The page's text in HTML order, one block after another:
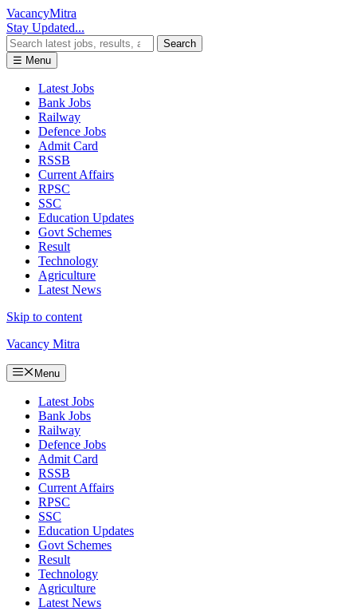
VacancyMitra
Stay Updated...
Search
☰ Menu
Latest Jobs
Bank Jobs
Railway
Defence Jobs
Admit Card
RSSB
Current Affairs
RPSC
SSC
Education Updates
Govt Schemes
Result
Technology
Agriculture
Latest News
Skip to content
Vacancy Mitra
Menu
Latest Jobs
Bank Jobs
Railway
Defence Jobs
Admit Card
RSSB
Current Affairs
RPSC
SSC
Education Updates
Govt Schemes
Result
Technology
Agriculture
Latest News